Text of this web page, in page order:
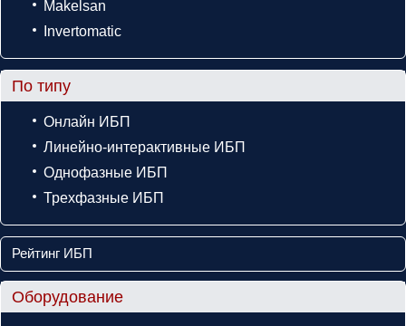
Makelsan
Invertomatic
По типу
Онлайн ИБП
Линейно-интерактивные ИБП
Однофазные ИБП
Трехфазные ИБП
Рейтинг ИБП
Оборудование